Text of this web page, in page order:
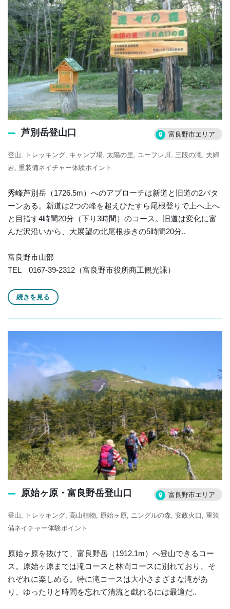
芦別岳登山口 富良野市エリア
登山 トレッキング キャンプ場 太陽の里 ユーフレ川 三段の滝
夫婦
岩 重装備ネイチャー体験ポイント
秀峰芦別岳（1726.5m）へのアプローチは新道と旧道の2パタ
ーンある。新道は2つの峰を超えひたすら尾根登りで上へ上へ
と目指す4時間20分（下り3時間）のコース。旧道は変化に富
んだ沢沿いから、大展望の北尾根歩きの5時間20分..
富良野市山部
TEL 0167-39-2312（富良野市役所商工観光課）
続きを見る
原始ヶ原・富良野岳登山口 富良野市エリア
登山 トレッキング 高山植物 原始ヶ原 ニングルの森 安政火口
重装
備ネイチャー体験ポイント
原始ヶ原を抜けて、富良野岳（1912.1m）へ登山できるコー
ス。原始ヶ原までは滝コースと林間コースに別れており、そ
れぞれに楽しめる。特に滝コースは大小さまざまな滝があ
り、ゆったりと時間を忘れて清流と戯れるには最適だ..